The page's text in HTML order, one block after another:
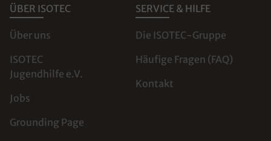
ÜBER ISOTEC
Über uns
ISOTEC
Jugendhilfe e.V.
Jobs
Grounding Page
SERVICE & HILFE
Die ISOTEC-Gruppe
Häufige Fragen (FAQ)
Kontakt